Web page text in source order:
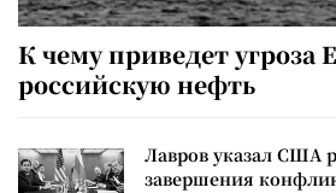
К чему приведет угроза
российскую нефть
Лавров указал США
завершения